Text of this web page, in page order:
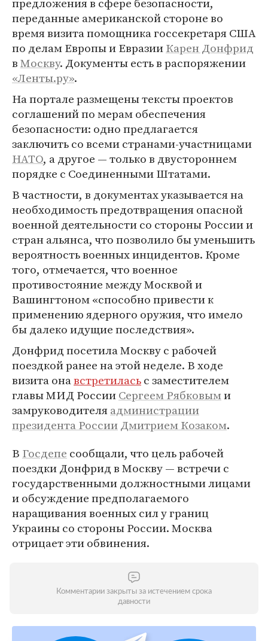
переданные американской стороне во
время визита помощника госсекретаря США
по делам Европы и ЕвразииКарен Донфрид
вМоскву. Документы есть в распоряжении
«Ленты.ру».
На портале размещены тексты проектов
соглашений по мерам обеспечения
безопасности: одно предлагается
заключить со всеми странами-участницами
НАТО, а другое — только в двустороннем
порядке с Соединенными Штатами.
В частности, в документах указывается на
необходимость предотвращения опасной
военной деятельности со стороны России и
стран альянса, что позволило бы уменьшить
вероятность военных инцидентов. Кроме
того, отмечается, что военное
противостояние между Москвой и
Вашингтоном «способно привести к
применению ядерного оружия, что имело
бы далеко идущие последствия».
Донфрид посетила Москву с рабочей
поездкой ранее на этой неделе. В ходе
визита онавстретиласьс заместителем
главы МИД РоссииСергеем Рябковыми
замруководителяадминистрации
президента РоссииДмитрием Козаком.
В Госдепе сообщали, что цель рабочей
поездки Донфрид в Москву — встречи с
государственными должностными лицами
и обсуждение предполагаемого
наращивания военных сил у границ
Украины со стороны России. Москва
отрицает эти обвинения.
Комментарии закрыты за истечением срока
давности